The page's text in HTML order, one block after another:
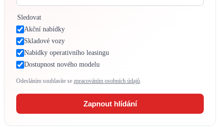
Sledovat
Akční nabídky
Skladové vozy
Nabídky operativního leasingu
Dostupnost nového modelu
Odesláním souhlasíte se zpracováním osobních údajů
Zapnout hlídání